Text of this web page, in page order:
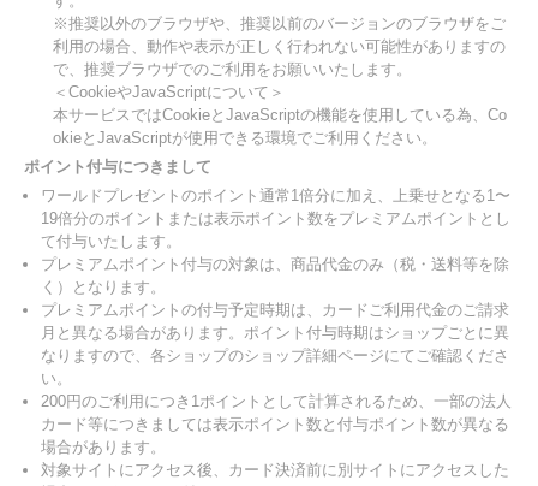
※推奨以外のブラウザや、推奨以前のバージョンのブラウザをご
利用の場合、動作や表示が正しく行われない可能性がありますの
で、推奨ブラウザでのご利用をお願いいたします。
＜CookieやJavaScriptについて＞
本サービスではCookieとJavaScriptの機能を使用している為、Co
okieとJavaScriptが使用できる環境でご利用ください。
ポイント付与につきまして
ワールドプレゼントのポイント通常1倍分に加え、上乗せとなる1〜
19倍分のポイントまたは表示ポイント数をプレミアムポイントとし
て付与いたします。
プレミアムポイント付与の対象は、商品代金のみ（税・送料等を除
く）となります。
プレミアムポイントの付与予定時期は、カードご利用代金のご請求
月と異なる場合があります。ポイント付与時期はショップごとに異
なりますので、各ショップのショップ詳細ページにてご確認くださ
い。
200円のご利用につき1ポイントとして計算されるため、一部の法人
カード等につきましては表示ポイント数と付与ポイント数が異なる
場合があります。
対象サイトにアクセス後、カード決済前に別サイトにアクセスした